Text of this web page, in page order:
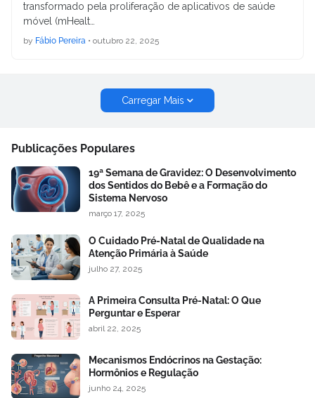
transformado pela proliferação de aplicativos de saúde
móvel (mHealt…
by Fábio Pereira • outubro 22, 2025
Carregar Mais
Publicações Populares
19ª Semana de Gravidez: O Desenvolvimento
dos Sentidos do Bebê e a Formação do
Sistema Nervoso
março 17, 2025
O Cuidado Pré-Natal de Qualidade na
Atenção Primária à Saúde
julho 27, 2025
A Primeira Consulta Pré-Natal: O Que
Perguntar e Esperar
abril 22, 2025
Mecanismos Endócrinos na Gestação:
Hormônios e Regulação
junho 24, 2025